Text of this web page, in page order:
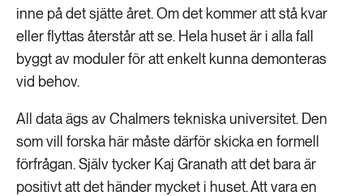
inne på det sjätte året. Om det kommer att stå kvar
eller flyttas återstår att se. Hela huset är i alla fall
byggt av moduler för att enkelt kunna demonteras
vid behov.
All data ägs av Chalmers tekniska universitet. Den
som vill forska här måste därför skicka en formell
förfrågan. Själv tycker Kaj Granath att det bara är
positivt att det händer mycket i huset. Att vara en